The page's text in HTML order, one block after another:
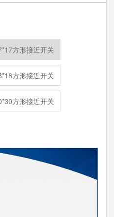
方形接近开关
方形接近开关
方形接近开关